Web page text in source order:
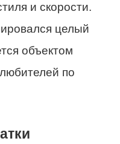
и скорости.
целый
объектом
по